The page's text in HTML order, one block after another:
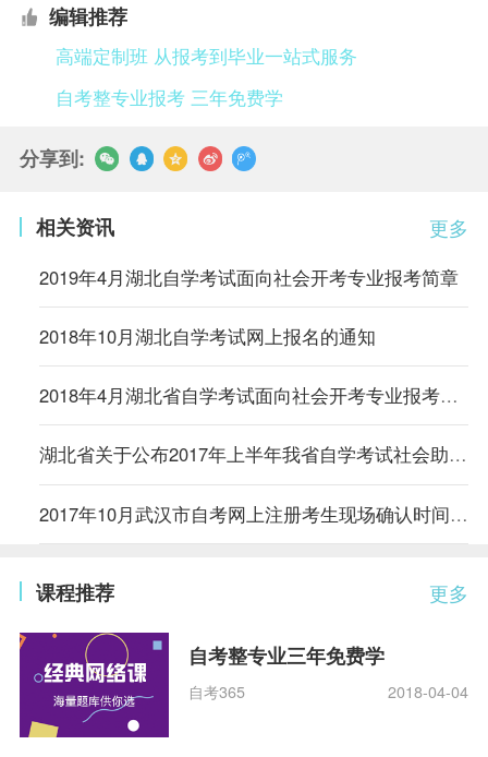
编辑推荐
高端定制班 从报考到毕业一站式服务
自考整专业报考 三年免费学
分享到:
更多
相关资讯
2019年4月湖北自学考试面向社会开考专业报考简章
2018年10月湖北自学考试网上报名的通知
2018年4月湖北省自学考试面向社会开考专业报考简章
湖北省关于公布2017年上半年我省自学考试社会助学专业登记结果的通知
2017年10月武汉市自考网上注册考生现场确认时间安排
更多
课程推荐
自考整专业三年免费学
自考365 2018-04-04